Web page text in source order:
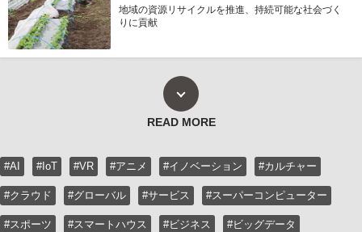
地域の資源リサイクルを推進、持続可能な社会づく
りに貢献
READ MORE
#AI #IoT #VR #アニメ #イノベーション #カルチャー
#クラウド #グローバル #サービス #スーパーコンピューター
#スポーツ #スマートハウス #ビジネス #ビッグデータ